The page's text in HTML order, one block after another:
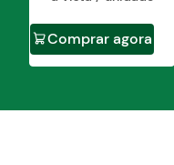
Comprar agora